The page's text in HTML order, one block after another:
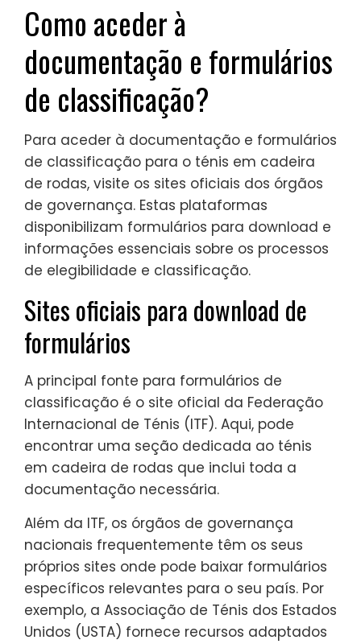
Como aceder à
documentação e formulários
de classificação?
Para aceder à documentação e formulários
de classificação para o ténis em cadeira
de rodas, visite os sites oficiais dos órgãos
de governança. Estas plataformas
disponibilizam formulários para download e
informações essenciais sobre os processos
de elegibilidade e classificação.
Sites oficiais para download de
formulários
A principal fonte para formulários de
classificação é o site oficial da Federação
Internacional de Ténis (ITF). Aqui, pode
encontrar uma seção dedicada ao ténis
em cadeira de rodas que inclui toda a
documentação necessária.
Além da ITF, os órgãos de governança
nacionais frequentemente têm os seus
próprios sites onde pode baixar formulários
específicos relevantes para o seu país. Por
exemplo, a Associação de Ténis dos Estados
Unidos (USTA) fornece recursos adaptados